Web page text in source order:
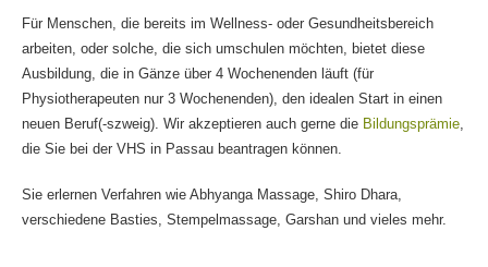
Für Menschen, die bereits im Wellness- oder Gesundheitsbereich
arbeiten, oder solche, die sich umschulen möchten, bietet diese
Ausbildung, die in Gänze über 4 Wochenenden läuft (für
Physiotherapeuten nur 3 Wochenenden), den idealen Start in einen
neuen Beruf(-szweig). Wir akzeptieren auch gerne die Bildungsprämie,
die Sie bei der VHS in Passau beantragen können.
Sie erlernen Verfahren wie Abhyanga Massage, Shiro Dhara,
verschiedene Basties, Stempelmassage, Garshan und vieles mehr.